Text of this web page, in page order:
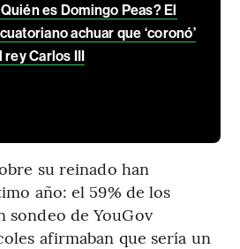
es Domingo Peas? El
achuar que ‘coronó’
rey Carlos III
su reinado han
año: el 59% de los
sondeo de YouGov
afirmaban que sería un